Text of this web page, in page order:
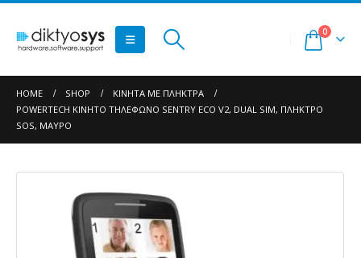
0
HOME SHOP
ΚΙΝΗΤΆ ΜΕ ΠΛΉΚΤΡΑ
POWERTECH ΚΙΝΗΤΌ ΤΗΛΈΦΩΝΟ SENTRY ECO V2, DUAL SIM, ΠΛΉΚΤΡΟ
SOS, ΜΑΎΡΟ